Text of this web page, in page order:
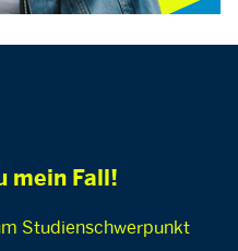
mein Fall!
Studienschwerpunkt